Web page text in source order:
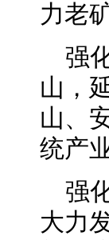
力老
强
山，
山、
统产
强
大力